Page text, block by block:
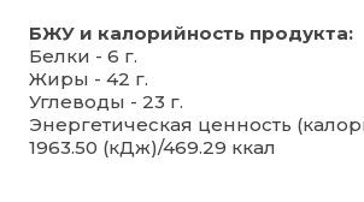
БЖУ и калорийность продукта:
Белки - 6 г.
Жиры - 42 г.
Углеводы - 23 г.
Энергетическая ценность
1963.50 (кДж)/469.29 ккал